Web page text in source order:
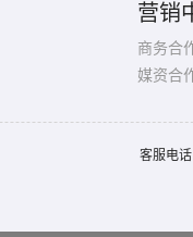
营销
商务合
媒资合
客服电